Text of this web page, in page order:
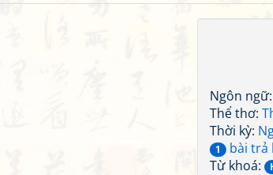
Ngôn ngữ:
Thể thơ:
Thời kỳ:
1 bài trả
Từ khoá: